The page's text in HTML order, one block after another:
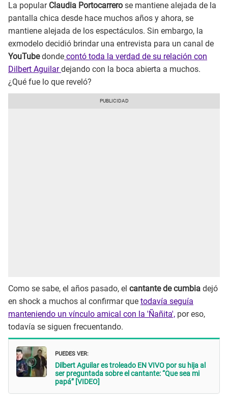
La popular Claudia Portocarrero se mantiene alejada de la
pantalla chica desde hace muchos años y ahora, se
mantiene alejada de los espectáculos. Sin embargo, la
exmodelo decidió brindar una entrevista para un canal de
YouTubedonde contó toda la verdad de su relación con
Dilbert Aguilardejando con la boca abierta a muchos.
¿Qué fue lo que reveló?
Como se sabe, el años pasado, el cantante de cumbia dejó
en shock a muchos al confirmar que todavía seguía
manteniendo un vínculo amical con la 'Ñañita', por eso,
todavía se siguen frecuentando.
PUEDES VER:
Dilbert Aguilar es troleado EN VIVO por su hija al
ser preguntada sobre el cantante: “Que sea mi
papá” [VIDEO]